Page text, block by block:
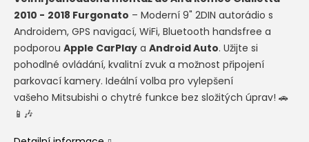
2010 - 2018 Furgonato – Moderní 9" 2DIN autorádio s
Androidem, GPS navigací, WiFi, Bluetooth handsfree a
podporou Apple CarPlay a Android Auto. Užijte si
pohodlné ovládání, kvalitní zvuk a možnost připojení
parkovací kamery. Ideální volba pro vylepšení
vašeho Mitsubishi o chytré funkce bez složitých úprav! 🚗
📱🎶